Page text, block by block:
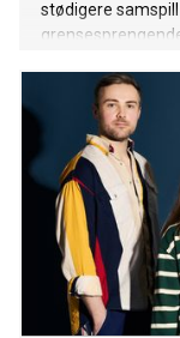
stødigere
"Bjørni" og